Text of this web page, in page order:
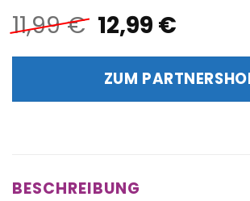
11,99€
Preis
war:
11,99 €
12,99 €
ist:
12,99
ZUM
BESCHREIBUNG